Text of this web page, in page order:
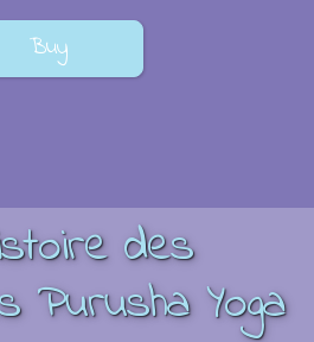
Buy
des
Purusha Yoga